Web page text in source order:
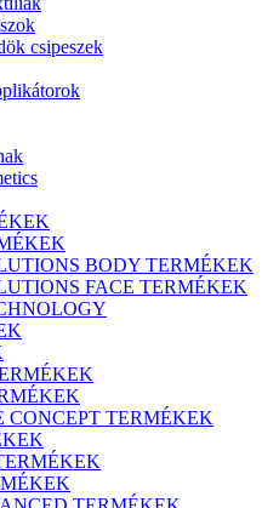
csipeszek
BODY TERMÉKEK
FACE TERMÉKEK
CONCEPT TERMÉKEK